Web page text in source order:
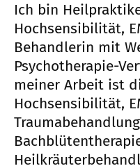
Ich bin
Hochsensibilität,
Behandlerin mit
Psychotherapie-
meiner Arbeit ist
Hochsensibilität,